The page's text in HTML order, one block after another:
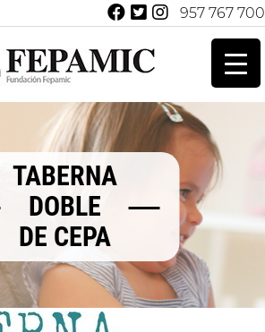
957 767 700
TABERNA
DOBLE
DE CEPA